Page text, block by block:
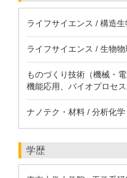
ライフサイエンス / 構造
ライフサイエンス / 生物物
ものづくり技術（機械・
機能応用、バイオプロセ
ナノテク・材料 / 分析化学
学歴